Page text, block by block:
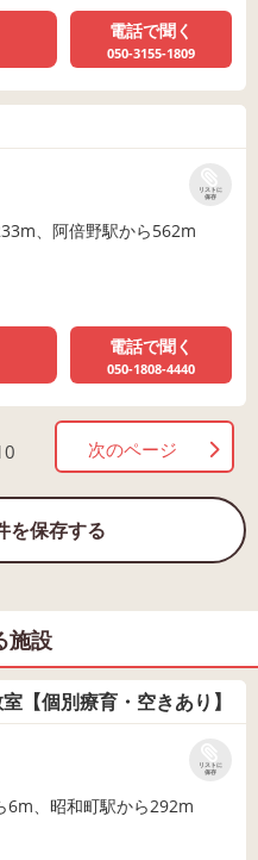
電話で聞く
050-3155-1809
リストに
保存
、阿倍野駅から562m
電話で聞く
050-1808-4440
次のページ
を保存する
施設
【個別療育・空きあり】
リストに
保存
6m、昭和町駅から292m